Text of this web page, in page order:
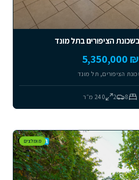
הציפורים בתל מונד
₪ 5,350,000
הציפורים, תל מונד
8
2
240 מ״ר
מומלצים